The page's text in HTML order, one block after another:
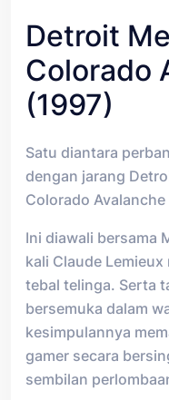
Detroit
Colorado
(1997)
Satu diantara
dengan jarang
Colorado
Ini diawali bersama
kali Claude
tebal telinga. Serta
bersemuka dalam
kesimpulannya
gamer secara
sembilan